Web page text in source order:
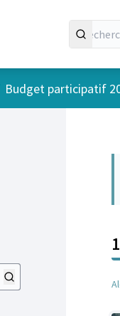
Budget participatif